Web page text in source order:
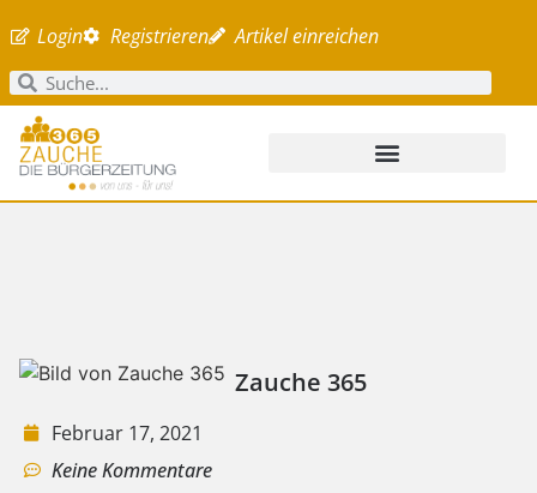
Login Registrieren Artikel einreichen
Zauche 365
Februar 17, 2021
Keine Kommentare